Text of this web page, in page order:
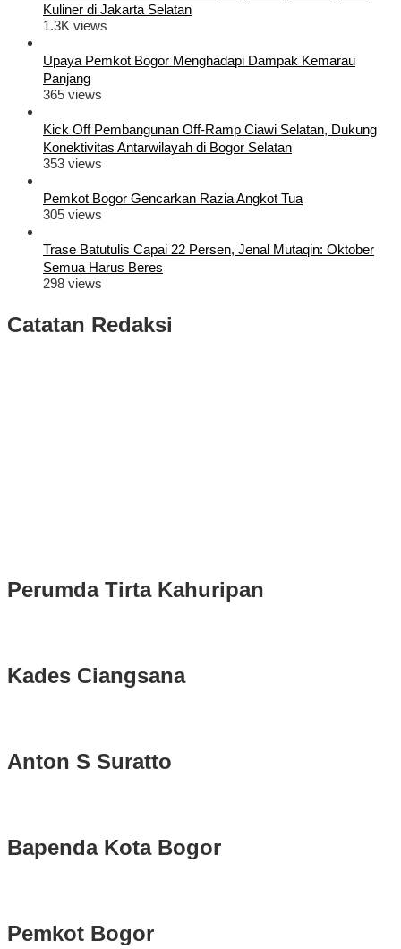
Kuliner di Jakarta Selatan
1.3K views
Upaya Pemkot Bogor Menghadapi Dampak Kemarau
Panjang
365 views
Kick Off Pembangunan Off-Ramp Ciawi Selatan, Dukung
Konektivitas Antarwilayah di Bogor Selatan
353 views
Pemkot Bogor Gencarkan Razia Angkot Tua
305 views
Trase Batutulis Capai 22 Persen, Jenal Mutaqin: Oktober
Semua Harus Beres
298 views
Catatan Redaksi
Perumda Tirta Kahuripan
Kades Ciangsana
Anton S Suratto
Bapenda Kota Bogor
Pemkot Bogor